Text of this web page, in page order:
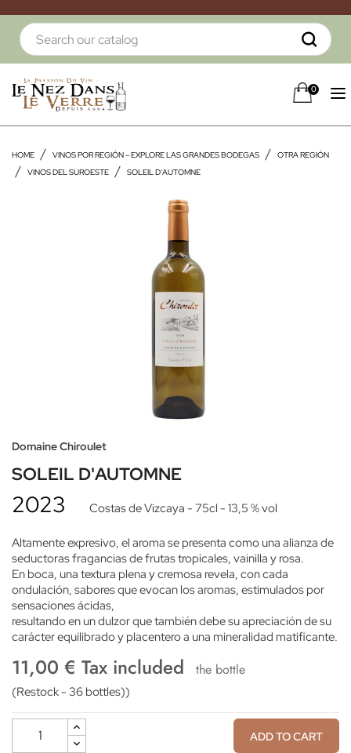
0
HOME VINOS POR REGIÓN – EXPLORE LAS GRANDES BODEGAS
OTRA REGIÓN
VINOS DEL SUROESTE
SOLEIL D'AUTOMNE
Domaine Chiroulet
SOLEIL D'AUTOMNE
2023 Costas de Vizcaya - 75cl - 13,5 % vol
Altamente expresivo, el aroma se presenta como una alianza de
seductoras fragancias de frutas tropicales, vainilla y rosa.
En boca, una textura plena y cremosa revela, con cada
ondulación, sabores que evocan los aromas, estimulados por
sensaciones ácidas,
resultando en un dulzor que también debe su apreciación de su
carácter equilibrado y placentero a una mineralidad matificante.
11,00 € Tax included the bottle
(Restock - 36 bottles))
ADD TO CART